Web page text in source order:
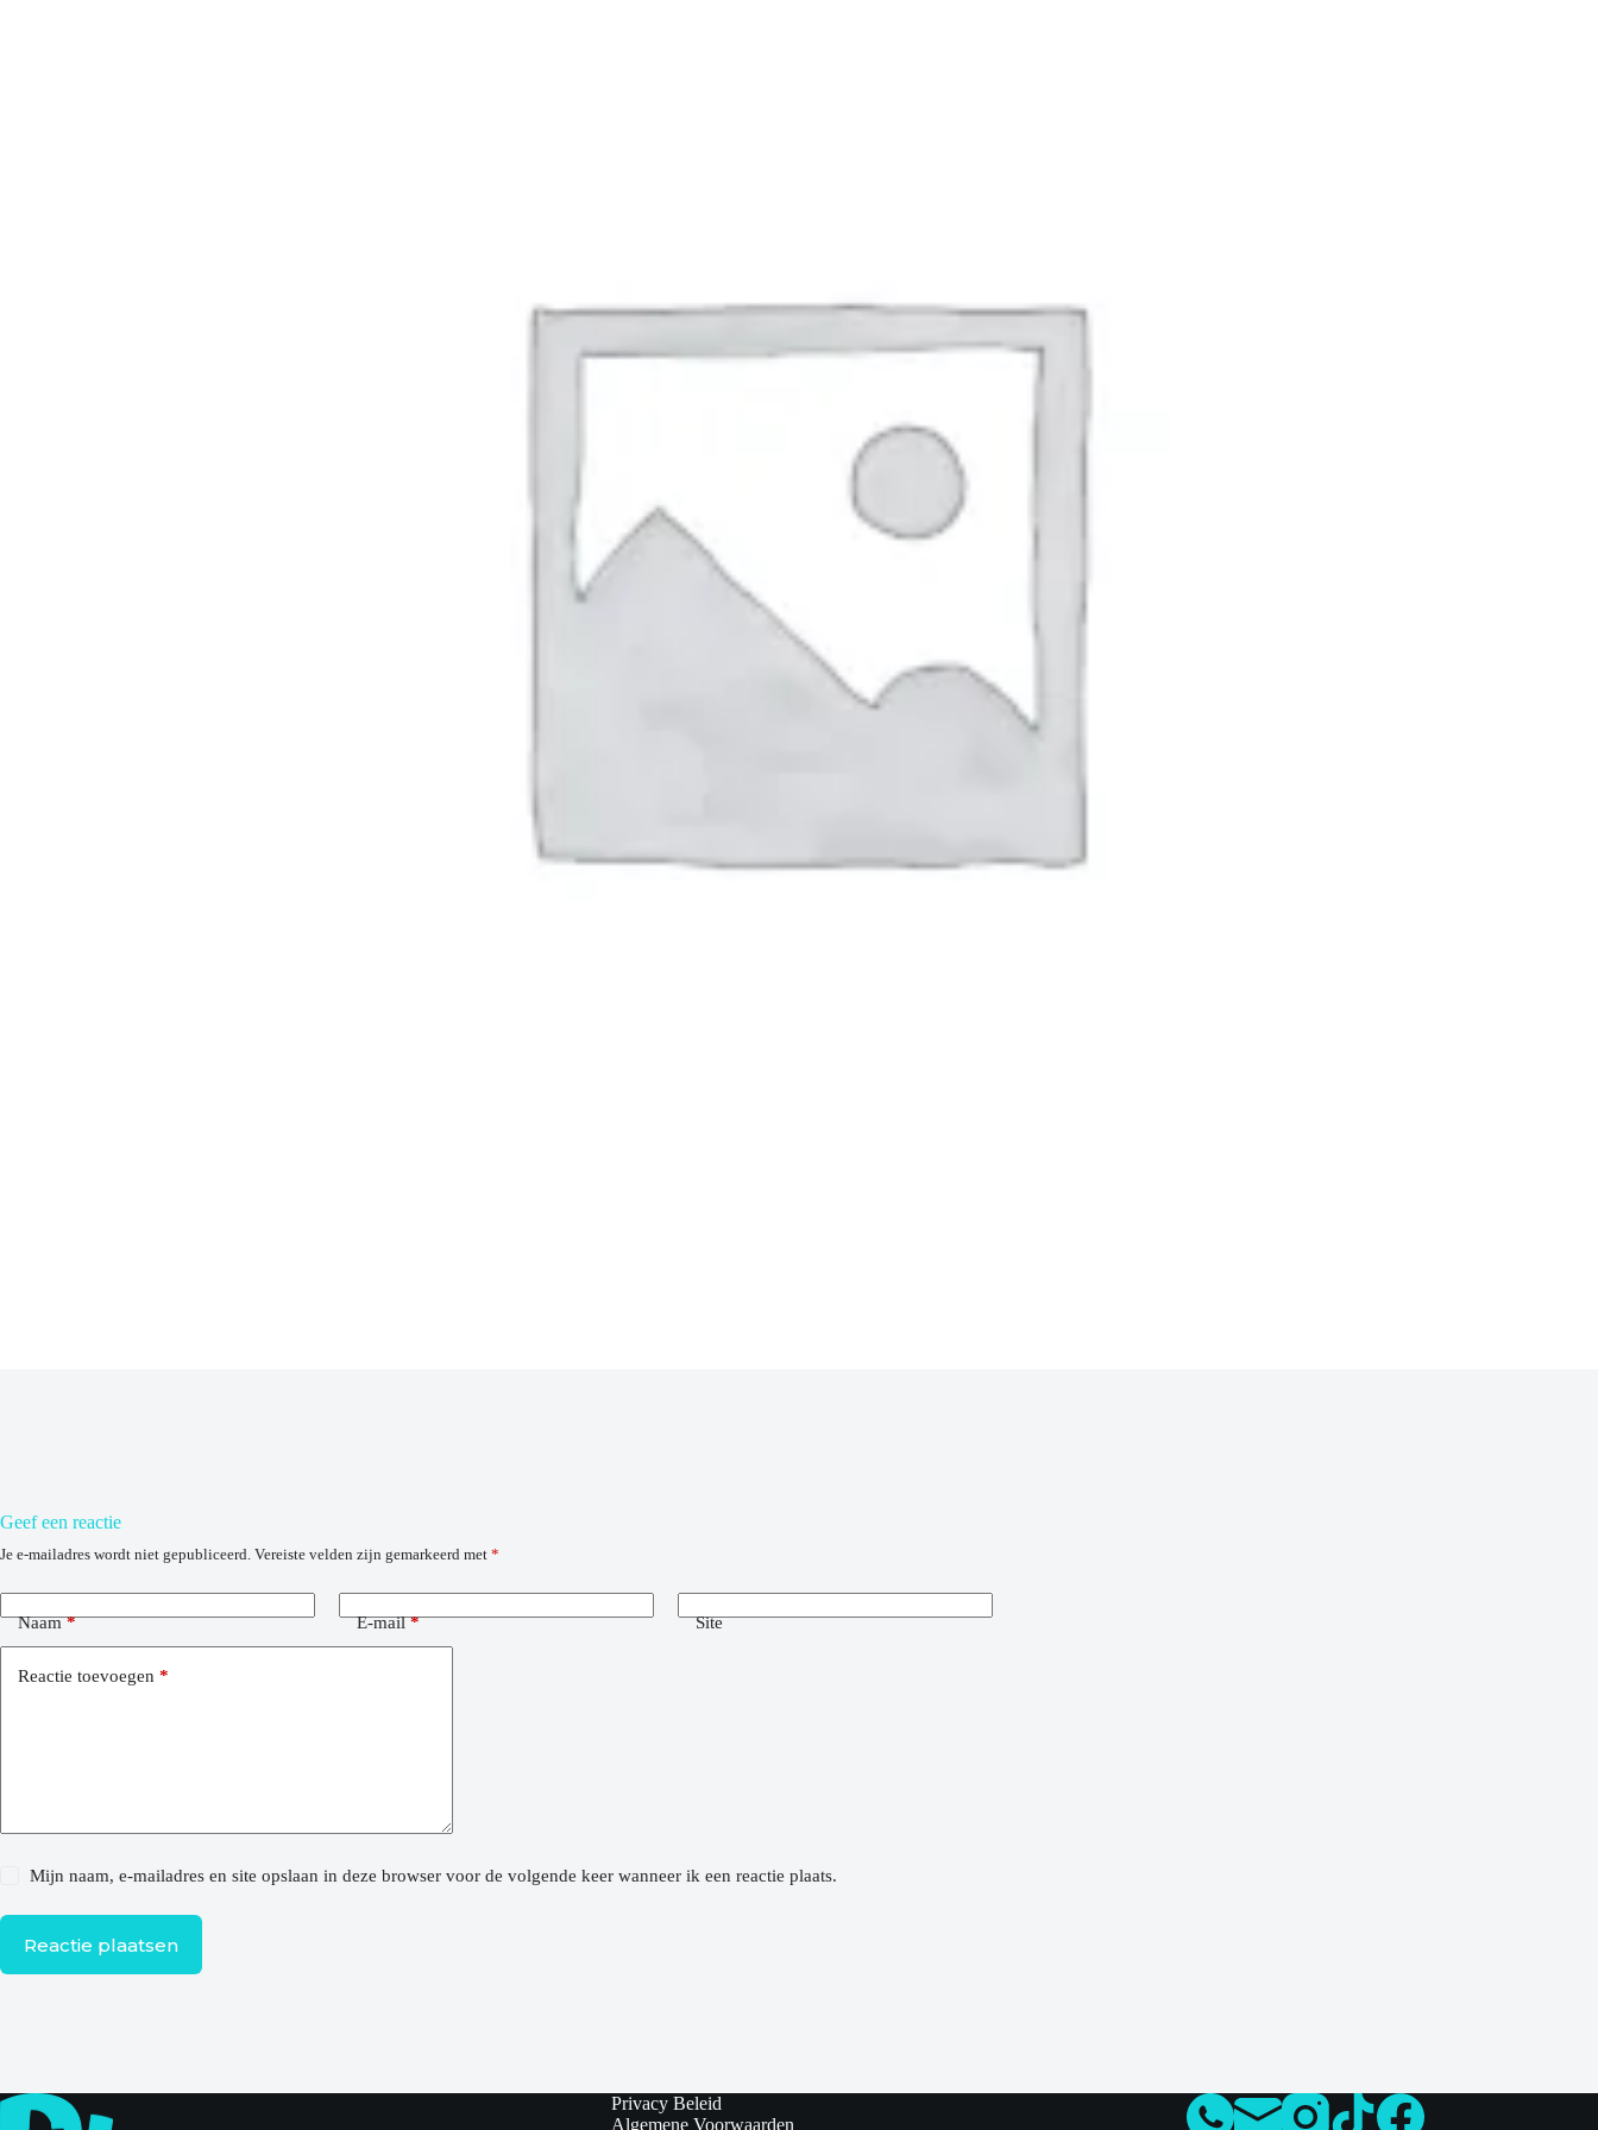
Geef een reactie
Je e-mailadres wordt niet gepubliceerd. Vereiste velden zijn gemarkeerd met *
Naam* E-mail* Site
Reactie toevoegen *
Mijn naam, e-mailadres en site opslaan in deze browser voor de volgende keer wanneer ik een reactie plaats.
Reactie plaatsen
Privacy Beleid
Algemene Voorwaarden